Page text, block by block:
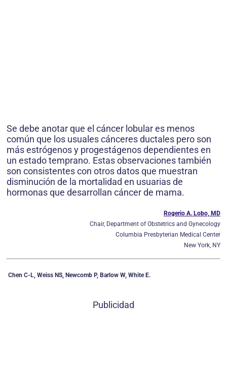
Se debe anotar que el cáncer lobular es menos
común que los usuales cánceres ductales pero son
más estrógenos y progestágenos dependientes en
un estado temprano. Estas observaciones también
son consistentes con otros datos que muestran
disminución de la mortalidad en usuarias de
hormonas que desarrollan cáncer de mama.
Rogerio A. Lobo, MD
Chair, Department of Obstetrics and Gynecology
Columbia Presbyterian Medical Center
New York, NY
Chen C-L, Weiss NS, Newcomb P, Barlow W, White E.
Publicidad